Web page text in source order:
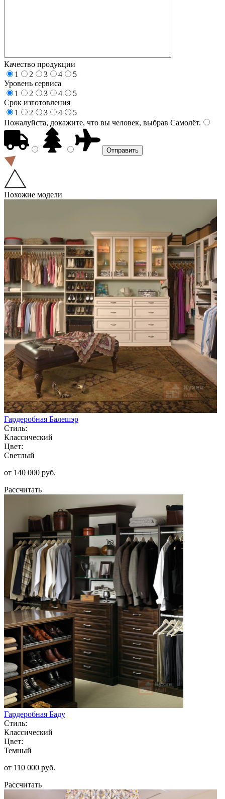
Качество продукции
1
2 3 4
5
Уровень сервиса
1
2 3 4
5
Срок изготовления
1
2 3 4
5
Пожалуйста, докажите, что вы человек, выбрав Самолёт.
Похожие модели
Гардеробная Балешэр
Стиль:
Классический
Цвет:
Светлый
от 140 000 руб.
Рассчитать
Гардеробная Баду
Стиль:
Классический
Цвет:
Темный
от 110 000 руб.
Рассчитать